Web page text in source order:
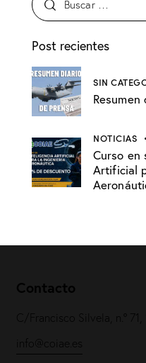
Post recientes
SIN
NOTICIAS
Curso en
Artificial
Contacto
C/Francisco Silvela, n.º
info@coiae.es